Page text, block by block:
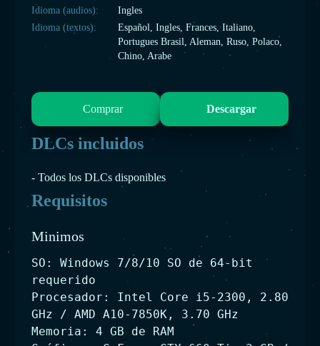
Idioma (audios):
Ingles
Idioma (textos):
Español, Ingles, Frances, Italiano,
Portugues Brasil, Aleman, Ruso, Polaco,
Chino, Arabe
Comprar Descargar
DLCs incluidos
- Todos los DLCs disponibles
Requisitos
Minimos
SO: Windows 7/8/10 SO de 64-bit
requerido
Procesador: Intel Core i5-2300, 2.80
GHz / AMD A10-7850K, 3.70 GHz
Memoria: 4 GB de RAM